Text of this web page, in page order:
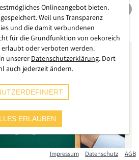
ÖSTERREICH
Impressum Datenschutz AGB
Onlineangebot bieten.
Weil uns Transparenz
und die damit verbundenen
für die Grundfunktion von oekoreich
oder verboten werden.
unserer Datenschutzerklärung. Dort
auch jederzeit ändern.
ERLAUBEN